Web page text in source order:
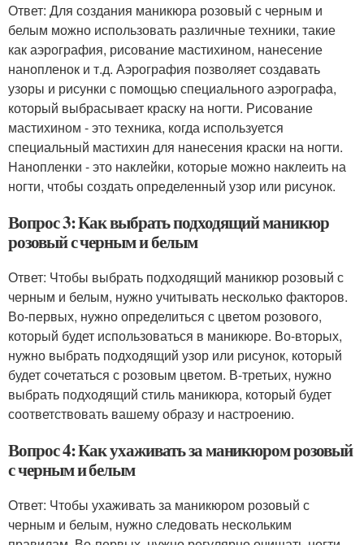
Ответ: Для создания маникюра розовый с черным и
белым можно использовать различные техники, такие
как аэрография, рисование мастихином, нанесение
нанопленок и т.д. Аэрография позволяет создавать
узоры и рисунки с помощью специального аэрографа,
который выбрасывает краску на ногти. Рисование
мастихином - это техника, когда используется
специальный мастихин для нанесения краски на ногти.
Нанопленки - это наклейки, которые можно наклеить на
ногти, чтобы создать определенный узор или рисунок.
Вопрос 3: Как выбрать подходящий маникюр
розовый с черным и белым
Ответ: Чтобы выбрать подходящий маникюр розовый с
черным и белым, нужно учитывать несколько факторов.
Во-первых, нужно определиться с цветом розового,
который будет использоваться в маникюре. Во-вторых,
нужно выбрать подходящий узор или рисунок, который
будет сочетаться с розовым цветом. В-третьих, нужно
выбрать подходящий стиль маникюра, который будет
соответствовать вашему образу и настроению.
Вопрос 4: Как ухаживать за маникюром розовый
с черным и белым
Ответ: Чтобы ухаживать за маникюром розовый с
черным и белым, нужно следовать нескольким